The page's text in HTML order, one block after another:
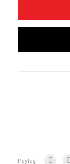
Paylaş: